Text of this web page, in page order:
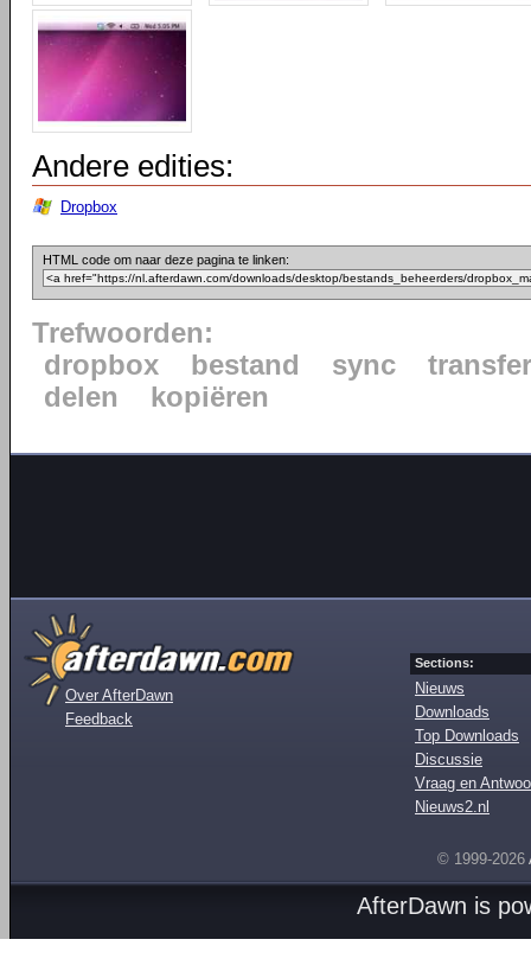
Andere edities:
Dropbox
HTML code om naar deze pagina te linken:
Trefwoorden:
dropbox
bestand sync
transfer
delen
kopiëren
Over AfterDawn
Feedback
Sections:
Nieuws
Downloads
Top Downloads
Discussie
Vraag en
Nieuws2.nl
© 1999-2026
AfterDawn is